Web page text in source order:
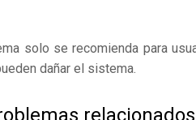
solo se recomienda para
dañar el sistema.